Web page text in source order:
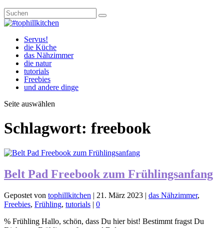
Servus!
die Küche
das Nähzimmer
die natur
tutorials
Freebies
und andere dinge
Seite auswählen
Schlagwort: freebook
Belt Pad Freebook zum Frühlingsanfang
Gepostet von tophillkitchen | 21. März 2023 | das Nähzimmer,
Freebies, Frühling, tutorials | 0
% Frühling Hallo, schön, dass Du hier bist! Bestimmt fragst Du